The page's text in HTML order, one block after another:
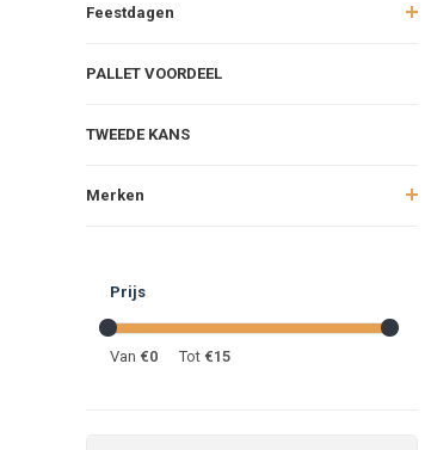
Feestdagen
PALLET VOORDEEL
TWEEDE KANS
Merken
Prijs
Van €0 Tot €15